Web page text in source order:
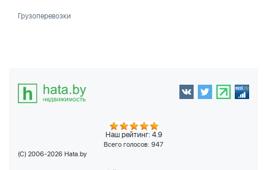
Грузоперевозки
Наш рейтинг: 4.9
Всего голосов: 947
(C) 2006-2026 Hata.by